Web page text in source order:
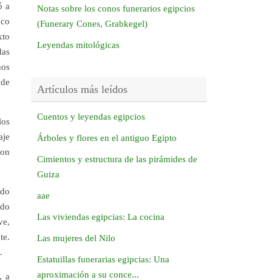
a
a
Notas sobre los conos funerarios egipcios
(Funerary Cones, Grabkegel)
Leyendas mitológicas
Artículos más leídos
Cuentos y leyendas egipcios
Árboles y flores en el antiguo Egipto
Cimientos y estructura de las pirámides de
Guiza
aae
Las viviendas egipcias: La cocina
Las mujeres del Nilo
Estatuillas funerarias egipcias: Una
aproximación a su conce...